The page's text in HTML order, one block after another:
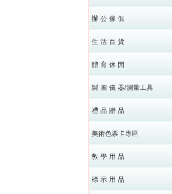
辦 公 傢 俱
生 活 百 貨
體 育 休 閒
製 圖 儀 器/測量工具
禮 品 贈 品
美術色票卡專區
教 學 用 品
標 示 用 品